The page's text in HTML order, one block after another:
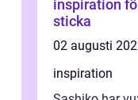
inspiration
sticka
02 augusti
inspiration